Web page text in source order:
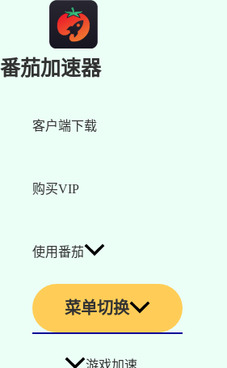
番茄加速器
客户端下载
购买VIP
使用番茄
菜单切换
游戏加速